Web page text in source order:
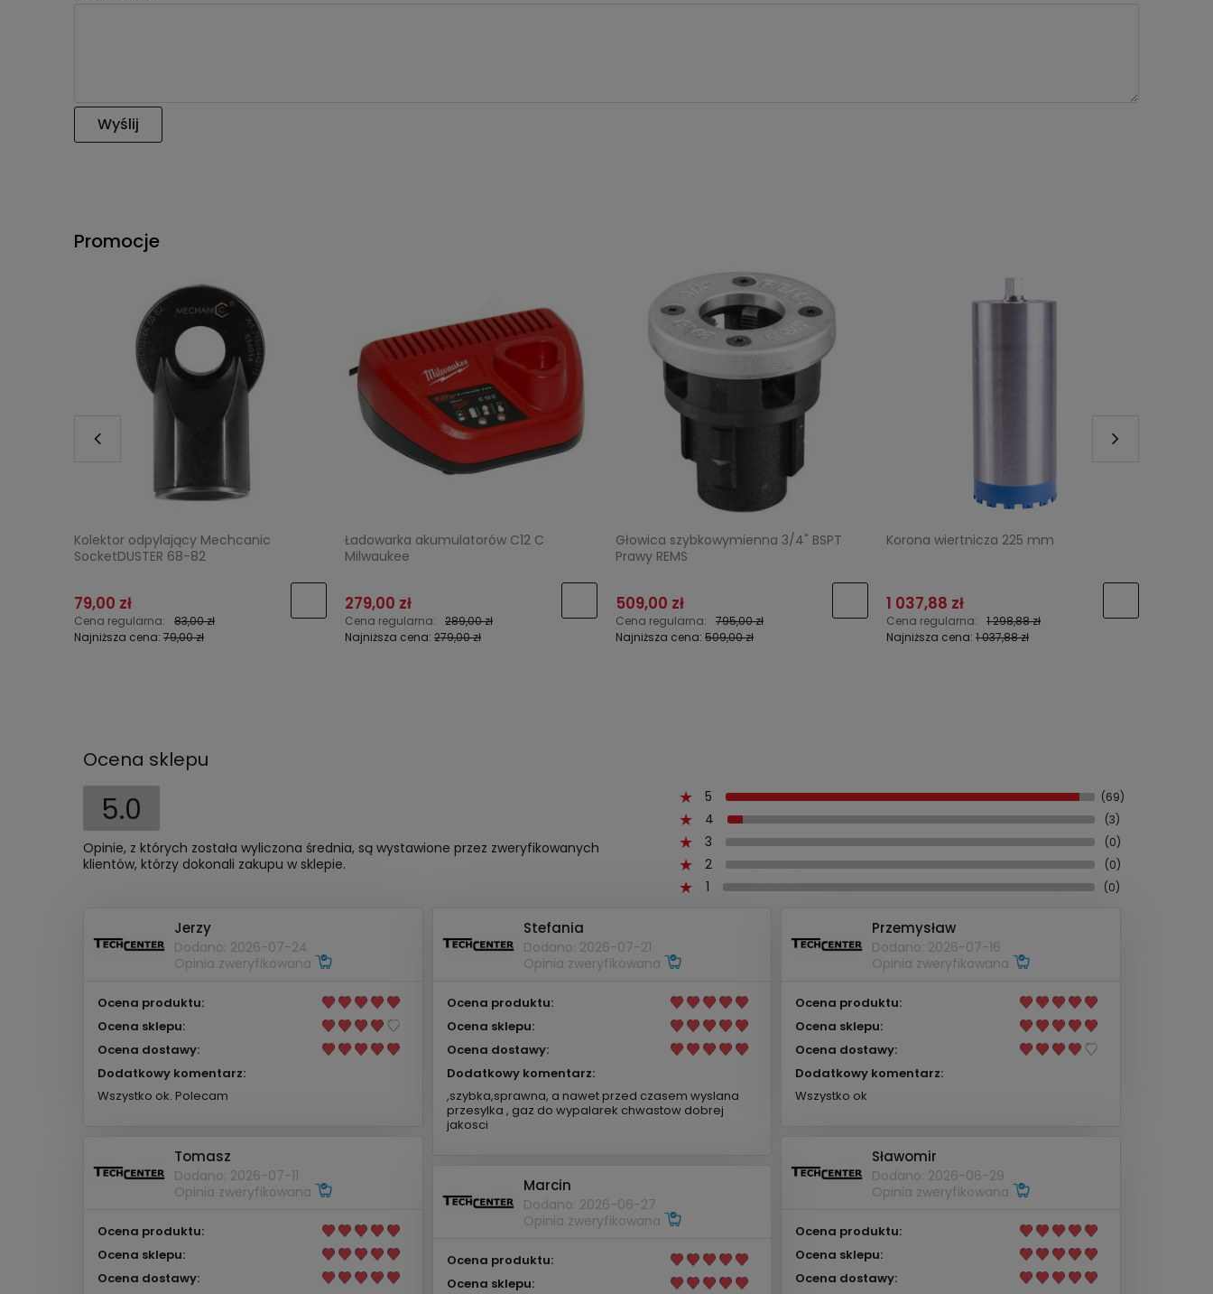
Wyślij
Promocje
Kolektor odpylający Mechcanic
SocketDUSTER 68-82
79,00 zł
Cena regularna:
83,00 zł
Najniższa cena: 79,00 zł
Ładowarka akumulatorów C12 C
Milwaukee
279,00 zł
Cena regularna:
289,00 zł
Najniższa cena: 279,00 zł
Głowica szybkowymienna 3/4" BSPT
Prawy REMS
509,00 zł
Cena regularna:
795,00 zł
Najniższa cena: 509,00 zł
Korona wiertnicza 225 mm
1 037,88 zł
Cena regularna:
1 298,88 zł
Najniższa cena: 1 037,88 zł
Ocena sklepu
5.0
Opinie, z których została wyliczona średnia, są wystawione przez zweryfikowanych
klientów, którzy dokonali zakupu w sklepie.
5 (69)
4 (3)
3 (0)
2 (0)
1 (0)
Jerzy
Dodano: 2026-07-24
Opinia zweryfikowana
Ocena produktu:
Ocena sklepu:
Ocena dostawy:
Dodatkowy komentarz:
Wszystko ok. Polecam
Stefania
Dodano: 2026-07-21
Opinia zweryfikowana
Ocena produktu:
Ocena sklepu:
Ocena dostawy:
Dodatkowy komentarz:
,szybka,sprawna, a nawet przed czasem wyslana
przesylka , gaz do wypalarek chwastow dobrej
jakosci
Przemysław
Dodano: 2026-07-16
Opinia zweryfikowana
Ocena produktu:
Ocena sklepu:
Ocena dostawy:
Dodatkowy komentarz:
Wszystko ok
Tomasz
Dodano: 2026-07-11
Opinia zweryfikowana
Ocena produktu:
Ocena sklepu:
Ocena dostawy:
Sławomir
Dodano: 2026-06-29
Opinia zweryfikowana
Ocena produktu:
Ocena sklepu:
Ocena dostawy:
Marcin
Dodano: 2026-06-27
Opinia zweryfikowana
Ocena produktu:
Ocena sklepu: